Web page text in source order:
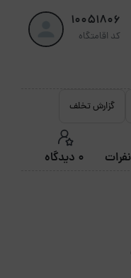
10051806
کد اقامتگاه
گزارش تخلف
0 دیدگاه